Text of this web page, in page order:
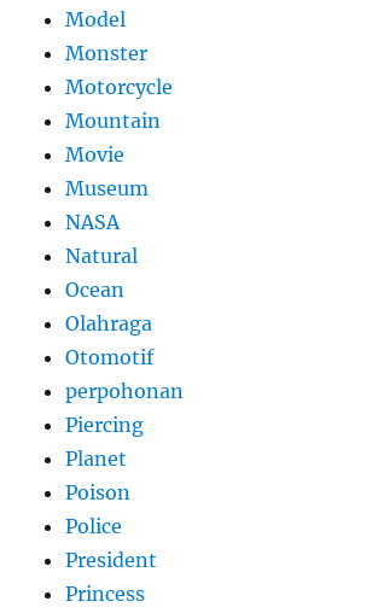
Model
Monster
Motorcycle
Mountain
Movie
Museum
NASA
Natural
Ocean
Olahraga
Otomotif
perpohonan
Piercing
Planet
Poison
Police
President
Princess